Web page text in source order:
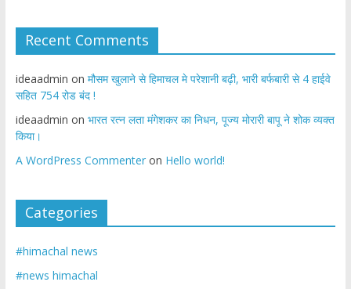
Recent Comments
ideaadmin on मौसम खुलाने से हिमाचल मे परेशानी बढ़ी, भारी बर्फबारी से 4 हाईवे
सहित 754 रोड बंद !
ideaadmin on भारत रत्न लता मंगेशकर का निधन, पूज्य मोरारी बापू ने शोक व्यक्त
किया।
A WordPress Commenteron Hello world!
Categories
#himachal news
#news himachal